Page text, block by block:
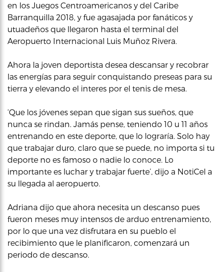
en los Juegos Centroamericanos y del Caribe
Barranquilla 2018, y fue agasajada por fanáticos y
utuadeños que llegaron hasta el terminal del
Aeropuerto Internacional Luis Muñoz Rivera.
Ahora la joven deportista desea descansar y recobrar
las energías para seguir conquistando preseas para su
tierra y elevando el interes por el tenis de mesa.
‘Que los jóvenes sepan que sigan sus sueños, que
nunca se rindan. Jamás pense, teniendo 10 u 11 años
entrenando en este deporte, que lo lograría. Solo hay
que trabajar duro, claro que se puede, no importa si tu
deporte no es famoso o nadie lo conoce. Lo
importante es luchar y trabajar fuerte’, dijo a NotiCel a
su llegada al aeropuerto.
Adriana dijo que ahora necesita un descanso pues
fueron meses muy intensos de arduo entrenamiento,
por lo que una vez disfrutara en su pueblo el
recibimiento que le planificaron, comenzará un
periodo de descanso.